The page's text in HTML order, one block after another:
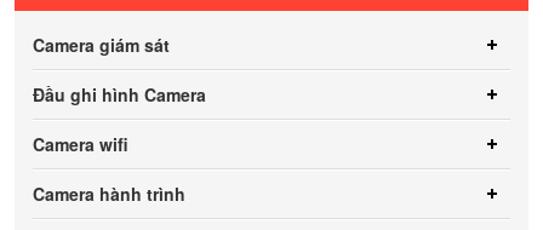
Camera giám sát
Đầu ghi hình Camera
Camera wifi
Camera hành trình